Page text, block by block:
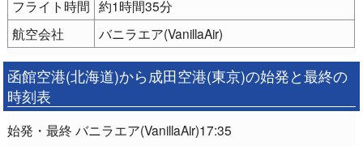
フライト時間 約1時間35分
航空会社
バニラエア(VanillaAir)
函館空港(北海道)から成田空港(東京)の始発と最終の
時刻表
始発・最終 バニラエア(VanillaAir)17:35